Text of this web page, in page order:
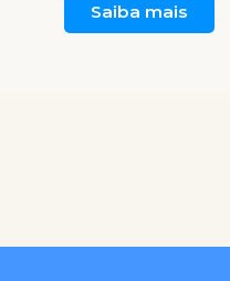
Saiba mais